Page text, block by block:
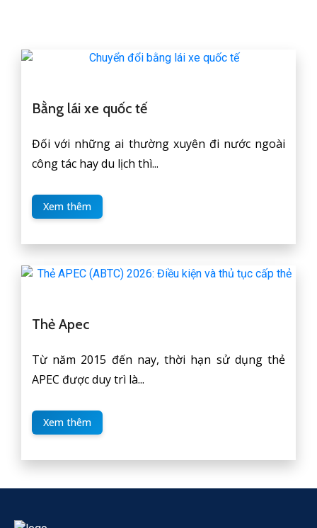
Bằng lái xe quốc tế
Đối với những ai thường xuyên đi nước ngoài
công tác hay du lịch thì...
Xem thêm
Thẻ Apec
Từ năm 2015 đến nay, thời hạn sử dụng thẻ
APEC được duy trì là...
Xem thêm